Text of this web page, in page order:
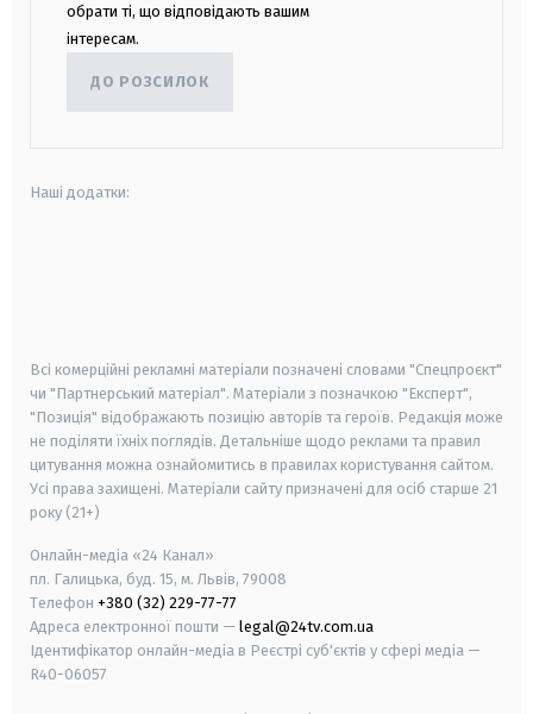
обрати ті, що відповідають вашим
інтересам.
ДО РОЗСИЛОК
Наші додатки:
Всі комерційні рекламні матеріали позначені словами "Спецпроєкт"
чи "Партнерський матеріал". Матеріали з позначкою "Експерт",
"Позиція" відображають позицію авторів та героїв. Редакція може
не поділяти їхніх поглядів. Детальніше щодо реклами та правил
цитування можна ознайомитись в правилах користування сайтом.
Усі права захищені. Матеріали сайту призначені для осіб старше 21
року (21+)
Онлайн-медіа «24 Канал»
пл. Галицька, буд. 15, м. Львів, 79008
Телефон +380 (32) 229-77-77
Адреса електронної пошти — legal@24tv.com.ua
Ідентифікатор онлайн-медіа в Реєстрі суб'єктів у сфері медіа —
R40-06057